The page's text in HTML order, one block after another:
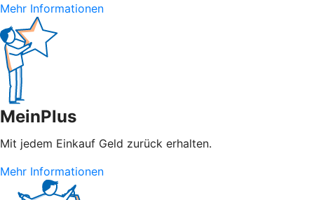
Mehr Informationen
MeinPlus
Mit jedem Einkauf Geld zurück erhalten.
Mehr Informationen